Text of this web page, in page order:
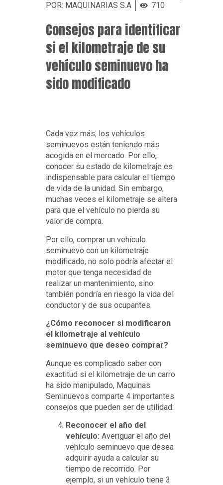
POR: MAQUINARIAS S.A
710
Consejos para identificar
si el kilometraje de su
vehículo seminuevo ha
sido modificado
Cada vez más, los vehículos
seminuevos están teniendo más
acogida en el mercado. Por ello,
conocer su estado de kilometraje es
indispensable para calcular el tiempo
de vida de la unidad. Sin embargo,
muchas veces el kilometraje se altera
para que el vehículo no pierda su
valor de compra.
Por ello, comprar un vehículo
seminuevo con un kilometraje
modificado, no solo podría afectar el
motor que tenga necesidad de
realizar un mantenimiento, sino
también pondría en riesgo la vida del
conductor y de sus ocupantes.
¿Cómo reconocer si modificaron
el kilometraje al vehículo
seminuevo que deseo comprar?
Aunque es complicado saber con
exactitud si el kilometraje de un carro
ha sido manipulado, Maquinas
Seminuevos comparte 4 importantes
consejos que pueden ser de utilidad:
Reconocer el año del
vehículo: Averiguar el año del
vehículo seminuevo que desea
adquirir ayuda a calcular su
tiempo de recorrido. Por
ejemplo, si un vehículo tiene 3